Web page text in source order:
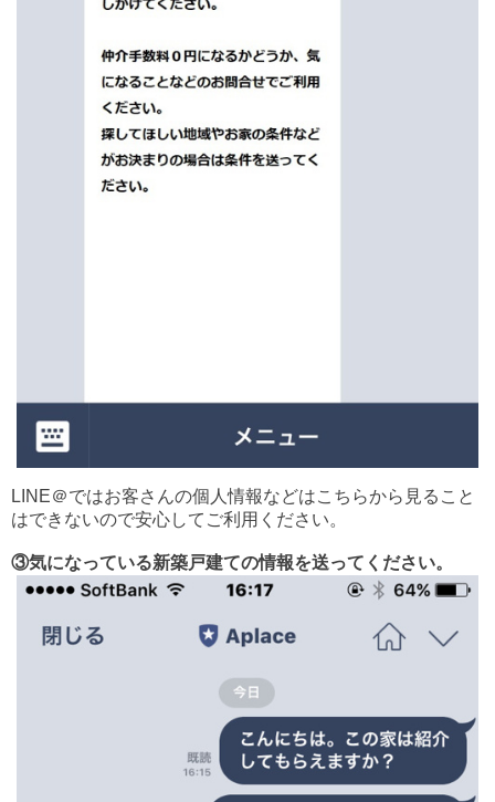
LINE＠ではお客さんの個人情報などはこちらから見ること
はできないので安心してご利用ください。
③気になっている新築戸建ての情報を送ってください。